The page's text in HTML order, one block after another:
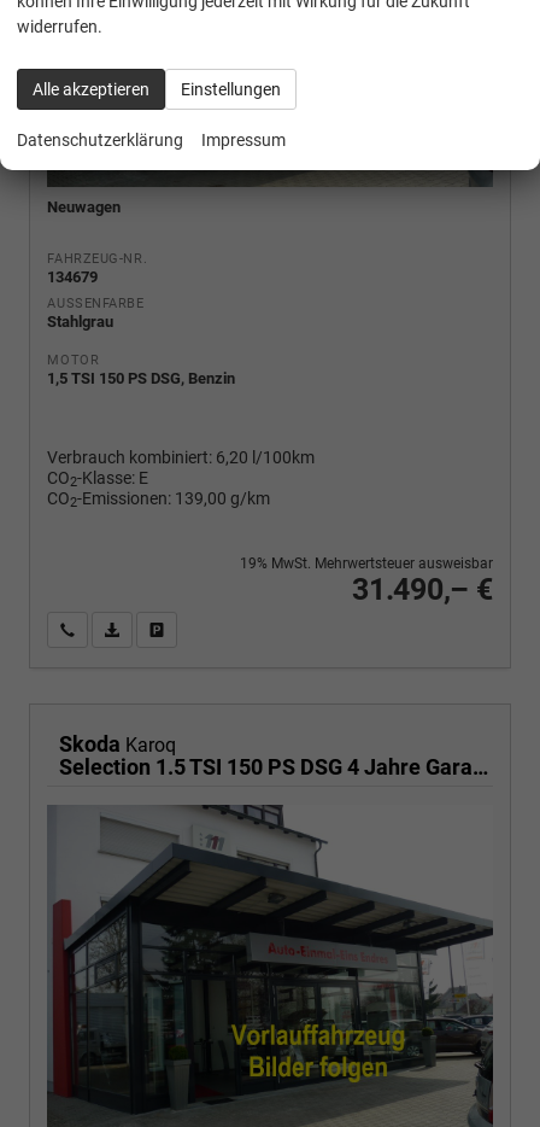
Neuwagen
FAHRZEUG-NR.
134679
AUSSENFARBE
Stahlgrau
MOTOR
1,5 TSI 150 PS DSG, Benzin
Verbrauch kombiniert: 6,20 l/100km
CO2-Klasse: E
CO2-Emissionen: 139,00 g/km
31.490,– €
19% MwSt. Mehrwertsteuer ausweisbar
Wir rufen Sie anPDF-Fahrzeugexposé drucken
Skoda Karoq
Selection 1.5 TSI 150 PS DSG 4 Jahre Garantie-Anhängerkupplung-Keyless Start-AppleCarPlay-AndroidAuto-Sunset-Tempomat-2-Zonen-Klima-16''Alu
widerrufen.
Alle akzeptieren Einstellungen
Datenschutzerklärung Impressum